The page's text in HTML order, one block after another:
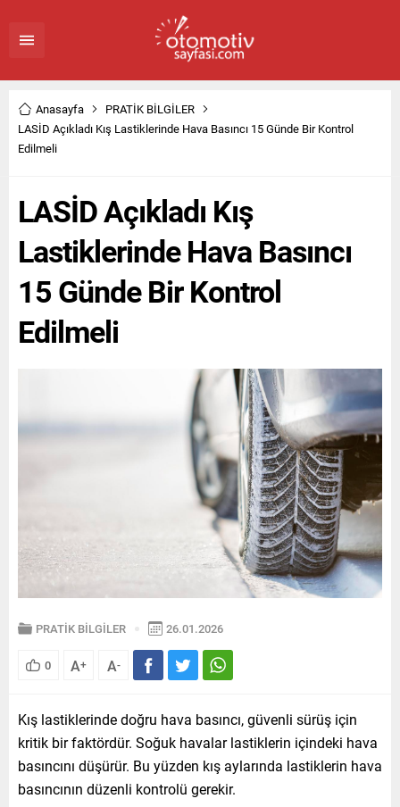
Anasayfa
PRATİK BİLGİLER
LASİD Açıkladı Kış Lastiklerinde Hava Basıncı 15 Günde Bir Kontrol
Edilmeli
LASİD Açıkladı Kış
Lastiklerinde Hava Basıncı
15 Günde Bir Kontrol
Edilmeli
PRATİK BİLGİLER 26.01.2026
0 A+ A-
Kış lastiklerinde doğru hava basıncı, güvenli sürüş için
kritik bir faktördür. Soğuk havalar lastiklerin içindeki hava
basıncını düşürür. Bu yüzden kış aylarında lastiklerin hava
basıncının düzenli kontrolü gerekir.